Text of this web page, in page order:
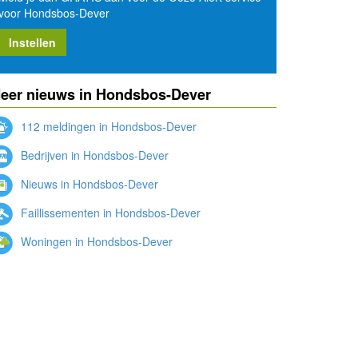
Hondsbos-Dever
Instellen
nieuws in Hondsbos-Dever
112 meldingen in Hondsbos-Dever
Bedrijven in Hondsbos-Dever
Nieuws in Hondsbos-Dever
Faillissementen in Hondsbos-Dever
Woningen in Hondsbos-Dever